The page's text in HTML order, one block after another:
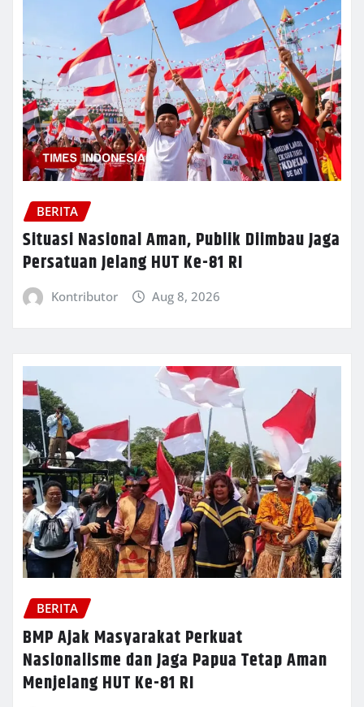
BERITA
Situasi Nasional Aman, Publik Diimbau Jaga
Persatuan Jelang HUT Ke-81 RI
Kontributor Aug 8, 2026
BERITA
BMP Ajak Masyarakat Perkuat
Nasionalisme dan Jaga Papua Tetap Aman
Menjelang HUT Ke-81 RI